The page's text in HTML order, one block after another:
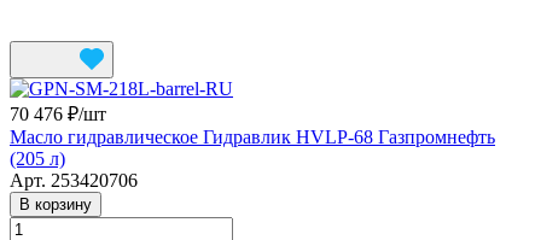
70 476 ₽/шт
Масло гидравлическое Гидравлик HVLP-68 Газпромнефть
(205 л)
Арт. 253420706
В корзину